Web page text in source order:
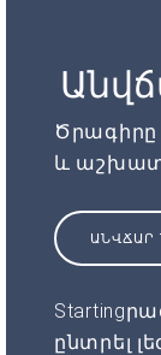
Ծրագիրը
և
ԱՆՎՃԱՐ
ընտրել